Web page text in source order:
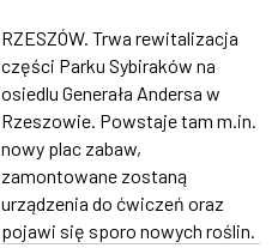
RZESZÓW. Trwa rewitalizacja
części Parku Sybiraków na
osiedlu Generała Andersa w
Rzeszowie. Powstaje tam m.in.
nowy plac zabaw,
zamontowane zostaną
urządzenia do ćwiczeń oraz
pojawi się sporo nowych roślin.